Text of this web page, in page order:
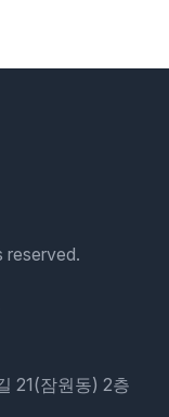
21(잠원동) 2층